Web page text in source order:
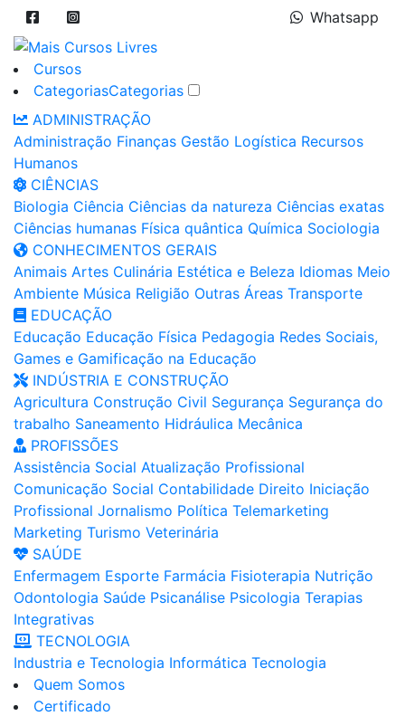
Whatsapp
Cursos
CategoriasCategorias
ADMINISTRAÇÃO
Administração Finanças Gestão Logística Recursos
Humanos
CIÊNCIAS
Biologia Ciência Ciências da natureza Ciências exatas
Ciências humanas Física quântica Química Sociologia
CONHECIMENTOS GERAIS
Animais Artes Culinária Estética e Beleza Idiomas Meio
Ambiente Música Religião Outras Áreas Transporte
EDUCAÇÃO
Educação Educação Física Pedagogia Redes Sociais,
Games e Gamificação na Educação
INDÚSTRIA E CONSTRUÇÃO
Agricultura Construção Civil Segurança Segurança do
trabalho Saneamento Hidráulica Mecânica
PROFISSÕES
Assistência Social Atualização Profissional
Comunicação Social Contabilidade Direito Iniciação
Profissional Jornalismo Política Telemarketing
Marketing Turismo Veterinária
SAÚDE
Enfermagem Esporte Farmácia Fisioterapia Nutrição
Odontologia Saúde Psicanálise Psicologia Terapias
Integrativas
TECNOLOGIA
Industria e Tecnologia Informática Tecnologia
Quem Somos
Certificado